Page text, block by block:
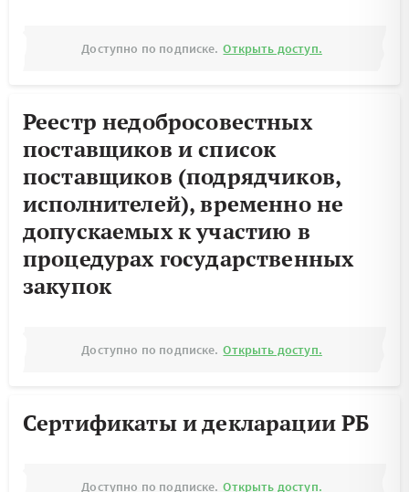
Доступно по подписке. Открыть доступ.
Реестр недобросовестных
поставщиков и список
поставщиков (подрядчиков,
исполнителей), временно не
допускаемых к участию в
процедурах государственных
закупок
Доступно по подписке. Открыть доступ.
Сертификаты и декларации РБ
Доступно по подписке. Открыть доступ.